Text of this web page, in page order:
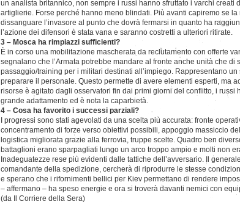
un analista britannico, non sempre i russi hanno sfruttato i varchi creati
artiglierie. Forse perché hanno meno blindati. Più avanti capiremo se la
dissanguare l’invasore al punto che dovrà fermarsi in quanto ha
l’azione dei difensori è stata vana e saranno costretti a ulteriori ritirate.
3 – Mosca ha rimpiazzi sufficienti?
È in corso una mobilitazione mascherata da reclutamento con offerte
segnalano che l’Armata potrebbe mandare al fronte anche unità che di
passaggio/training per i militari destinati all’impiego. Rappresentano
preparare il personale. Questo permette di avere elementi esperti, ma
risorse è agitato dagli osservatori fin dai primi giorni del conflitto, i russi
grande adattamento ed è nota la caparbietà.
4 – Cosa ha favorito i successi parziali?
I progressi sono stati agevolati da una scelta più accurata: fronte
concentramento di forze verso obiettivi possibili, appoggio massiccio
logistica migliorata grazie alla ferrovia, truppe scelte. Quadro ben
battaglioni erano sparpagliati lungo un arco troppo ampio e molti non
Inadeguatezze rese più evidenti dalle tattiche dell’avversario. Il
comandante della spedizione, cercherà di riprodurre le stesse
e sperano che i rifornimenti bellici per Kiev permettano di rendere
– affermano – ha speso energie e ora si troverà davanti nemici con
(da Il Corriere della Sera)